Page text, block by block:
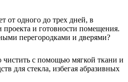
от одного до трех дней, в
проекта и готовности помещения.
перегородками и дверями?
чистить с помощью мягкой ткани и
для стекла, избегая абразивных